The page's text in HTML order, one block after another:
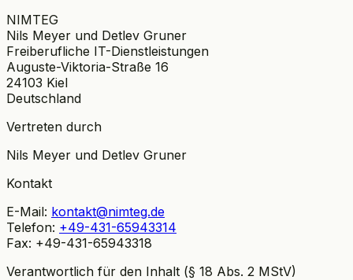
NIMTEG
Nils Meyer und Detlev Gruner
Freiberufliche IT-Dienstleistungen
Auguste-Viktoria-Straße 16
24103 Kiel
Deutschland
Vertreten durch
Nils Meyer und Detlev Gruner
Kontakt
E-Mail: kontakt@nimteg.de
Telefon: +49-431-65943314
Fax: +49-431-65943318
Verantwortlich für den Inhalt (§ 18 Abs. 2 MStV)